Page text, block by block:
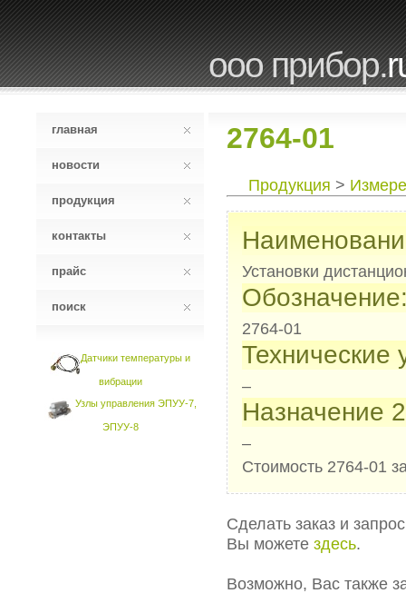
ооо прибор.
главная
новости
продукция
контакты
прайс
поиск
Датчики температуры и
вибрации
Узлы управления ЭПУУ-7,
ЭПУУ-8
2764-01
Продукция >
Установки
2764-01
Технические
–
Назначение
–
Стоимость 2764-01
Сделать заказ и
Вы можете здесь.
Возможно, Вас также